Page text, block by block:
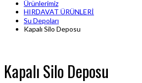
Ürünlerimiz
HIRDAVAT ÜRÜNLERİ
Su Depoları
Kapalı Silo Deposu
Kapalı Silo Deposu